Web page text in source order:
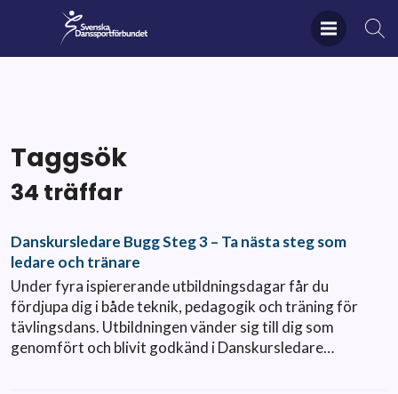
Taggsök
34 träffar
Danskursledare Bugg Steg 3 – Ta nästa steg som
ledare och tränare
Under fyra ispiererande utbildningsdagar får du
fördjupa dig i både teknik, pedagogik och träning för
tävlingsdans. Utbildningen vänder sig till dig som
genomfört och blivit godkänd i Danskursledare…